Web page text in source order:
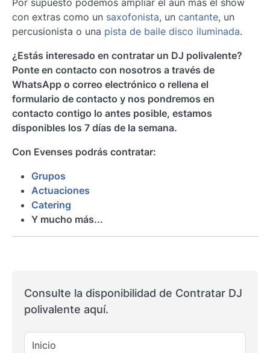
Por supuesto podemos ampliar el aún más el show
con extras como un saxofonista, un cantante, un
percusionista o una pista de baile disco iluminada.
¿Estás interesado en contratar un DJ polivalente?
Ponte en contacto con nosotros a través de
WhatsApp o correo electrónico o rellena el
formulario de contacto y nos pondremos en
contacto contigo lo antes posible, estamos
disponibles los 7 días de la semana.
Con Evenses podrás contratar:
Grupos
Actuaciones
Catering
Y mucho más...
Consulte la disponibilidad de Contratar DJ
polivalente aquí.
Inicio